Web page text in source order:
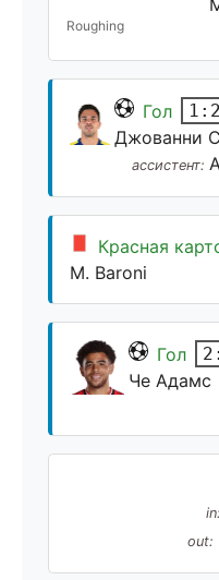
Roughing
Гол 1:2
Джованни
ассистент:
Красная
M. Baroni
Гол
Че Адамс
in:
out: